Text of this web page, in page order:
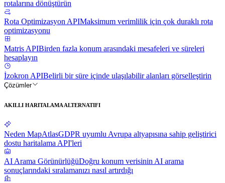
rotalarına dönüştürün
Rota Optimizasyon APIMaksimum verimlilik için çok duraklı rota
optimizasyonu
Matris APIBirden fazla konum arasındaki mesafeleri ve süreleri
hesaplayın
İzokron APIBelirli bir süre içinde ulaşılabilir alanları görselleştirin
Çözümler
AKILLI HARITALAMA ALTERNATIFI
Neden MapAtlasGDPR uyumlu Avrupa altyapısına sahip geliştirici
dostu haritalama API'leri
AI Arama GörünürlüğüDoğru konum verisinin AI arama
sonuçlarındaki sıralamanızı nasıl artırdığı